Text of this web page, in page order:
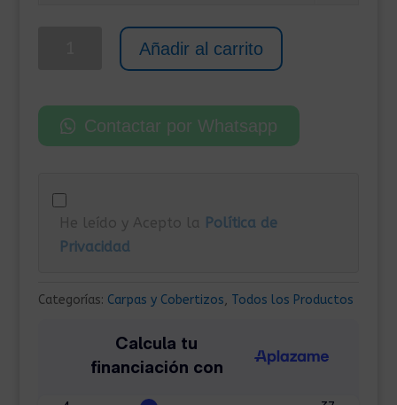
259,00€.155,00€.
para
Exterior
118x100x178
Marrón
Añadir al carrito
Contactar por Whatsapp
He leído y Acepto la Política de
Privacidad
Categorías: Carpas y Cobertizos, Todos los Productos